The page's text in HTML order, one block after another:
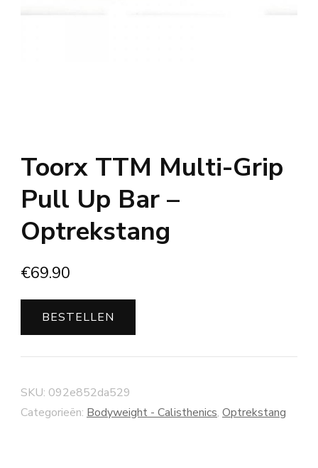
Toorx TTM Multi-Grip
Pull Up Bar –
Optrekstang
€69.90
BESTELLEN
SKU: 092e852da529
Categorieën: Bodyweight - Calisthenics, Optrekstang